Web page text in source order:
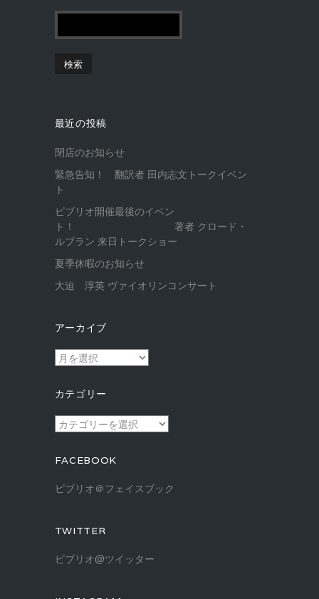
最近の投稿
閉店のお知らせ
緊急告知！ 翻訳者 田内志文トークイベン
ト
ビブリオ開催最後のイベン
ト！ 著者 クロード・
ルブラン 来日トークショー
夏季休暇のお知らせ
大迫 淳英 ヴァイオリンコンサート
アーカイブ
ア
ー
イ
ブ
カテゴリー
カ
テ
リ
ー
FACEBOOK
ビブリオ＠フェイスブック
TWITTER
ビブリオ@ツイッター